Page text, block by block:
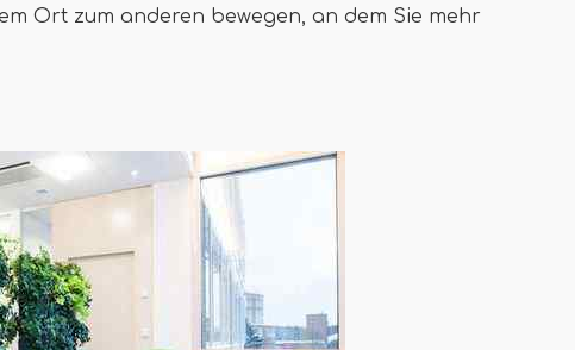
Ort zum anderen bewegen, an dem Sie mehr